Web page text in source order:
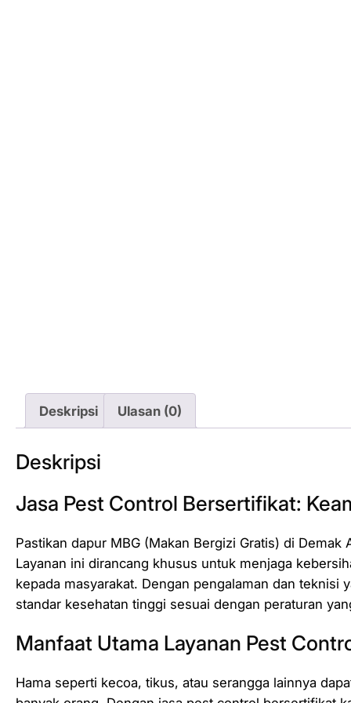
Deskripsi Ulasan (0)
Deskripsi
Jasa Pest Control Bersertifikat:
Pastikan dapur MBG (Makan Bergizi Gratis) di
Layanan ini dirancang khusus untuk menjaga
kepada masyarakat. Dengan pengalaman dan
standar kesehatan tinggi sesuai dengan peraturan
Manfaat Utama Layanan Pest
Hama seperti kecoa, tikus, atau serangga lainnya